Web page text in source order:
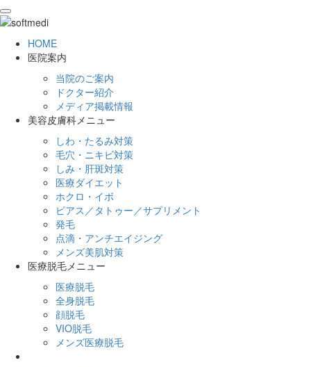
toggle
HOME
医院案内
当院のご案内
ドクター紹介
メディア掲載情報
美容皮膚科メニュー
しわ・たるみ対策
毛穴・ニキビ対策
しみ・肝斑対策
医療ダイエット
ホクロ・イボ
ピアス／タトゥー／サプリメント
発毛
点滴・アンチエイジング
メンズ美肌対策
医療脱毛メニュー
医療脱毛
全身脱毛
顔脱毛
VIO脱毛
メンズ医療脱毛